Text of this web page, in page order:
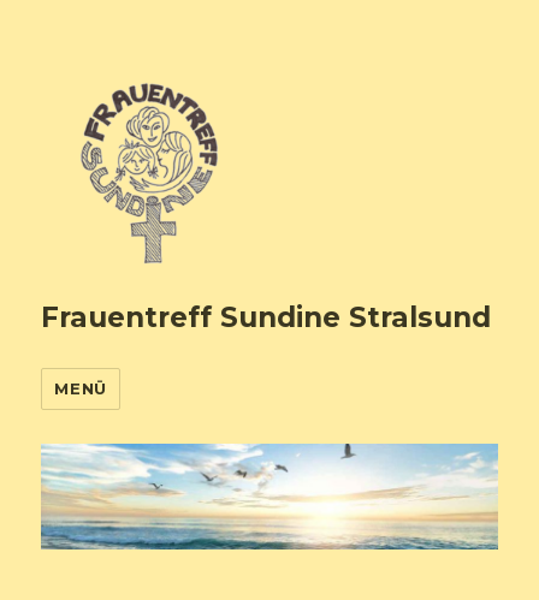
Frauentreff Sundine Stralsund
MENÜ